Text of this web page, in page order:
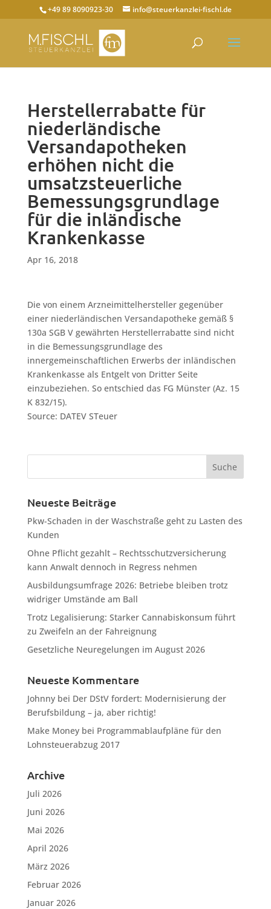
+49 89 8090923-30 info@steuerkanzlei-fischl.de
Herstellerrabatte für
niederländische
Versandapotheken
erhöhen nicht die
umsatzsteuerliche
Bemessungsgrundlage
für die inländische
Krankenkasse
Apr 16, 2018
Die von einem Arzneimittelhersteller gegenüber
einer niederländischen Versandapotheke gemäß §
130a SGB V gewährten Herstellerrabatte sind nicht
in die Bemessungsgrundlage des
innergemeinschaftlichen Erwerbs der inländischen
Krankenkasse als Entgelt von Dritter Seite
einzubeziehen. So entschied das FG Münster (Az. 15
K 832/15).
Source: DATEV STeuer
Neueste Beiträge
Pkw-Schaden in der Waschstraße geht zu Lasten des
Kunden
Ohne Pflicht gezahlt – Rechtsschutzversicherung
kann Anwalt dennoch in Regress nehmen
Ausbildungsumfrage 2026: Betriebe bleiben trotz
widriger Umstände am Ball
Trotz Legalisierung: Starker Cannabiskonsum führt
zu Zweifeln an der Fahreignung
Gesetzliche Neuregelungen im August 2026
Neueste Kommentare
Johnnybei Der DStV fordert: Modernisierung der
Berufsbildung – ja, aber richtig!
Make Moneybei Programmablaufpläne für den
Lohnsteuerabzug 2017
Archive
Juli 2026
Juni 2026
Mai 2026
April 2026
März 2026
Februar 2026
Januar 2026